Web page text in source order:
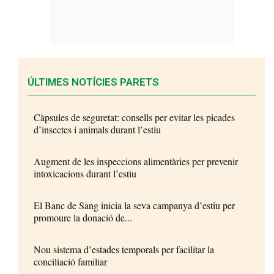
ÚLTIMES NOTÍCIES PARETS
Càpsules de seguretat: consells per evitar les picades
d’insectes i animals durant l’estiu
Augment de les inspeccions alimentàries per prevenir
intoxicacions durant l’estiu
El Banc de Sang inicia la seva campanya d’estiu per
promoure la donació de...
Nou sistema d’estades temporals per facilitar la
conciliació familiar